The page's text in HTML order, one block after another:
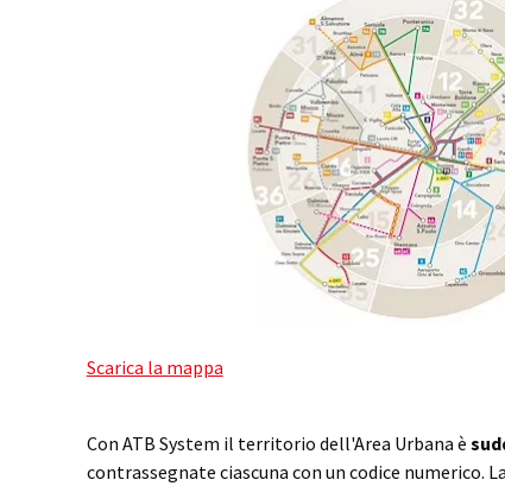
Scarica la mappa
Con ATB System il territorio dell'Area Urbana è
contrassegnate ciascuna con un codice numerico.